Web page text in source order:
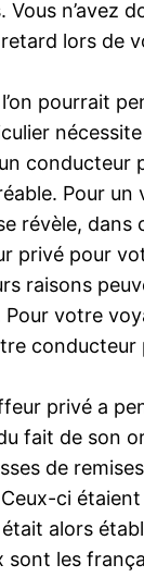
Vous n’avez
lors de
l’on pourrait
conducteur
Pour
révèle,
privé pour
raisons
votre
privé a
fait de son
de
ci
alors
les